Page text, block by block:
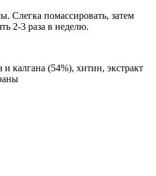
Слегка помассировать, затем
2-3 раза в неделю.
калгана (54%), хитин, экстракт